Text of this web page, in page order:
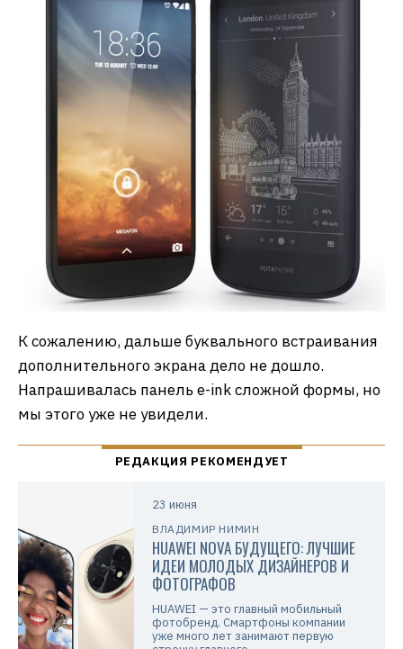
К сожалению, дальше буквального встраивания
дополнительного экрана дело не дошло.
Напрашивалась панель e-ink сложной формы, но
мы этого уже не увидели.
23 июня
ВЛАДИМИР НИМИН
HUAWEI NOVA БУДУЩЕГО: ЛУЧШИЕ
ИДЕИ МОЛОДЫХ ДИЗАЙНЕРОВ И
ФОТОГРАФОВ
HUAWEI — это главный мобильный
фотобренд. Смартфоны компании
уже много лет занимают первую